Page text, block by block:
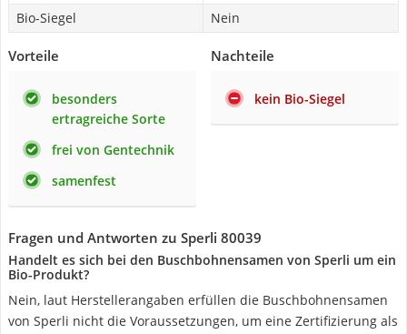
Bio-Siegel
Nein
Vorteile
besonders
ertragreiche Sorte
frei von Gentechnik
samenfest
Nachteile
kein Bio-Siegel
Fragen und Antworten zu Sperli 80039
Handelt es sich bei den Buschbohnensamen von Sperli um ein
Bio-Produkt?
Nein, laut Herstellerangaben erfüllen die Buschbohnensamen
von Sperli nicht die Voraussetzungen, um eine Zertifizierung als